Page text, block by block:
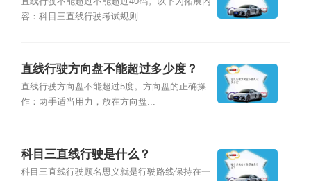
容：科目三直线行驶考试规则...
直线行驶方向盘不能超过多少度？
直线行驶方向盘不能超过5度。方向盘的正确操
作：两手适当用力，放在方向盘...
科目三直线行驶是什么？
科目三直线行驶顾名思义就是行驶路线保持在一